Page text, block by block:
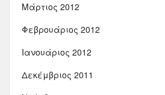
Μάρτιος 2012
Φεβρουάριος 2012
Ιανουάριος 2012
Δεκέμβριος 2011